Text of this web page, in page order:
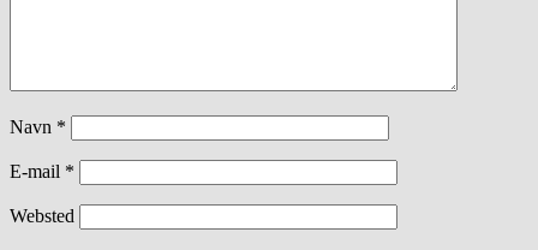
Navn *
E-mail *
Websted